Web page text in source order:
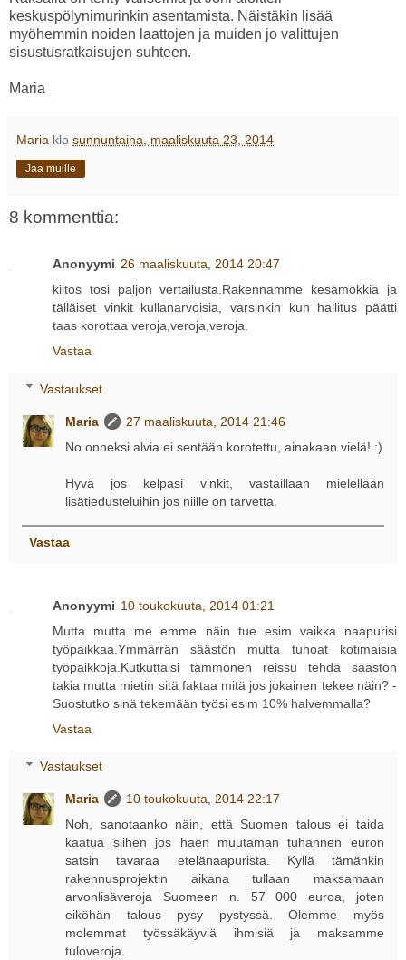
keskuspölynimurinkin asentamista. Näistäkin lisää
myöhemmin noiden laattojen ja muiden jo valittujen
sisustusratkaisujen suhteen.
Maria
Maria klo sunnuntaina, maaliskuuta 23, 2014
Jaa muille
8 kommenttia:
Anonyymi 26 maaliskuuta, 2014 20:47
kiitos tosi paljon vertailusta.Rakennamme kesämökkiä ja
tälläiset vinkit kullanarvoisia, varsinkin kun hallitus päätti
taas korottaa veroja,veroja,veroja.
Vastaa
Vastaukset
Maria
27 maaliskuuta, 2014 21:46
No onneksi alvia ei sentään korotettu, ainakaan vielä! :)
Hyvä jos kelpasi vinkit, vastaillaan mielellään
lisätiedusteluihin jos niille on tarvetta.
Vastaa
Anonyymi 10 toukokuuta, 2014 01:21
Mutta mutta me emme näin tue esim vaikka naapurisi
työpaikkaa.Ymmärrän säästön mutta tuhoat kotimaisia
työpaikkoja.Kutkuttaisi tämmönen reissu tehdä säästön
takia mutta mietin sitä faktaa mitä jos jokainen tekee näin? -
Suostutko sinä tekemään työsi esim 10% halvemmalla?
Vastaa
Vastaukset
Maria
10 toukokuuta, 2014 22:17
Noh, sanotaanko näin, että Suomen talous ei taida
kaatua siihen jos haen muutaman tuhannen euron
satsin tavaraa etelänaapurista. Kyllä tämänkin
rakennusprojektin aikana tullaan maksamaan
arvonlisäveroja Suomeen n. 57 000 euroa, joten
eiköhän talous pysy pystyssä. Olemme myös
molemmat työssäkäyviä ihmisiä ja maksamme
tuloveroja.